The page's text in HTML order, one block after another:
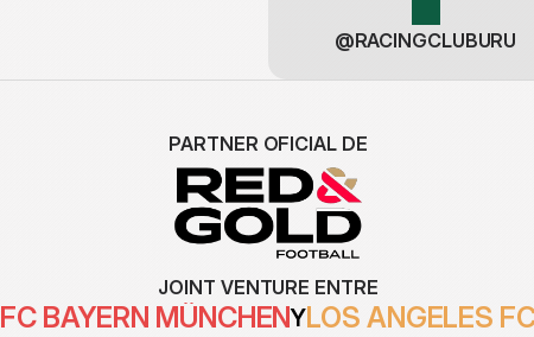
@RACINGCLUBURU
PARTNER OFICIAL DE
JOINT VENTURE ENTRE
FC BAYERN MÜNCHENYLOS ANGELES